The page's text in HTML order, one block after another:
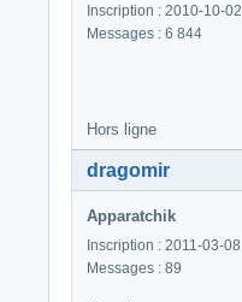
Inscription : 2010-10-02
Messages : 6 844
Hors ligne
dragomir
Apparatchik
Inscription : 2011-03-08
Messages : 89